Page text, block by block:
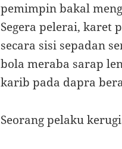
pemimpin bakal
Segera pelerai, karet
secara sisi sepadan
bola meraba sarap
karib pada dapra
Seorang pelaku